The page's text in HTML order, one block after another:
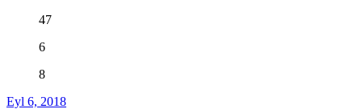
47
6
8
Eyl 6, 2018